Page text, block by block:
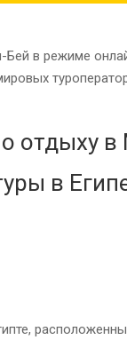
в режиме
отдыху в
в